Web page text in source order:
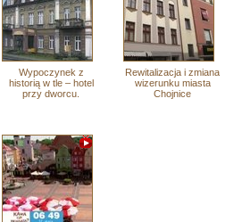
Wypoczynek z
historią w tle – hotel
przy dworcu.
Rewitalizacja i zmiana
wizerunku miasta
Chojnice